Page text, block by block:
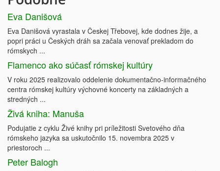
Eva Danišová
Eva Danišová vyrastala v Českej Třebovej, kde dodnes žije, a
popri práci u Českých dráh sa začala venovať prekladom do
rómskych ...
Flamenco ako súčasť rómskej kultúry
V roku 2025 realizovalo oddelenie dokumentačno-informačného
centra rómskej kultúry výchovné koncerty na základných a
stredných ...
Živá kniha: Manuša
Podujatie z cyklu Živé knihy pri príležitosti Svetového dňa
rómskeho jazyka sa uskutočnilo 15. novembra 2025 v
priestoroch ...
Peter Balogh